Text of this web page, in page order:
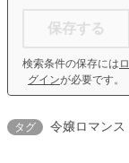
保存する
検索条件の保存には ロ
グインが必要です。
タグ 令嬢ロマンス